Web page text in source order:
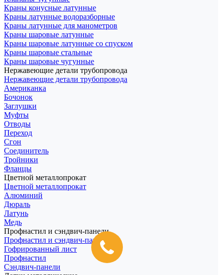
Краны конусные латунные
Краны латунные водоразборные
Краны латунные для манометров
Краны шаровые латунные
Краны шаровые латунные со спуском
Краны шаровые стальные
Краны шаровые чугунные
Нержавеющие детали трубопровода
Нержавеющие детали трубопровода
Американка
Бочонок
Заглушки
Муфты
Отводы
Переход
Сгон
Соединитель
Тройники
Фланцы
Цветной металлопрокат
Цветной металлопрокат
Алюминий
Дюраль
Латунь
Медь
Профнастил и сэндвич-панели
Профнастил и сэндвич-панели
Гофрированный лист
Профнастил
Сэндвич-панели